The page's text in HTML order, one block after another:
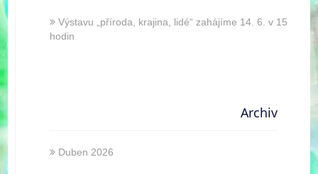
Výstavu „příroda, krajina, lidé“ zahájíme 14. 6. v 15
hodin
Archiv
Duben 2026